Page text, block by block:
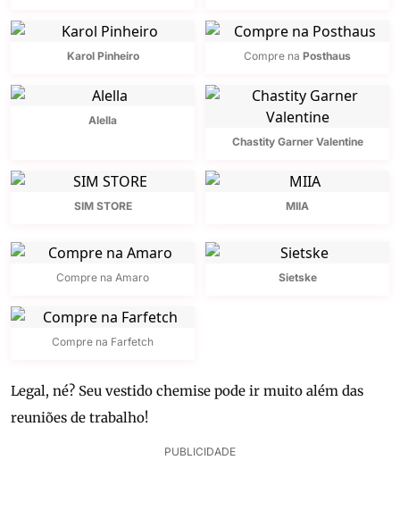
Karol Pinheiro Compre na Posthaus
Alella
Chastity Garner Valentine
SIM STORE MIIA
Compre na Amaro Sietske
Compre na Farfetch
Legal, né? Seu vestido chemise pode ir muito além das
reuniões de trabalho!
PUBLICIDADE